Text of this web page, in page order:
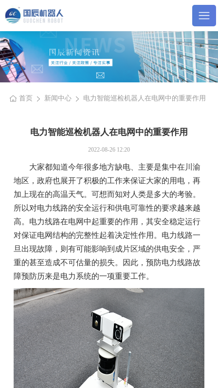
首页 新闻中心 电力智能巡检机器人在电网中的重要作用
电力智能巡检机器人在电网中的重要作用
2022-08-26 12:20
大家都知道今年很多地方缺电、主要是集中在川渝
地区，政府也展开了积极的工作来保证大家的用电，再
加上现在的高温天气。可想而知对人类是多大的考验。
所以对电力线路的安全运行和供电可靠性的要求越来越
高。电力线路在电网中起重要的作用，其安全稳定运行
对保证电网结构的完整性起着决定性作用。电力线路一
旦出现故障，则有可能影响到成片区域的供电安全，严
重的甚至造成不可估量的损失。因此，预防电力线路故
障预防历来是电力系统的一项重要工作。